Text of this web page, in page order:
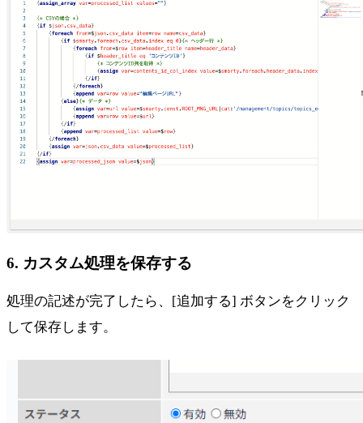
6. カスタム処理を保存する
処理の記述が完了したら、[追加する] ボタンをクリック
して保存します。